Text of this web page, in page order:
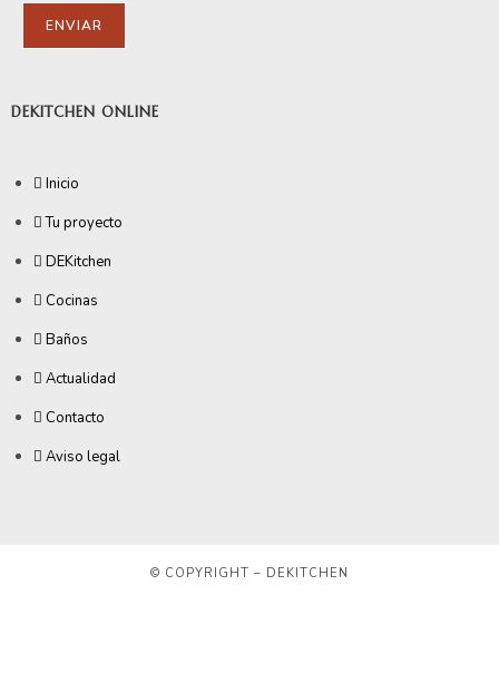
DEKITCHEN ONLINE
Inicio
Tu proyecto
DEKitchen
Cocinas
Baños
Actualidad
Contacto
Aviso legal
© COPYRIGHT – DEKITCHEN